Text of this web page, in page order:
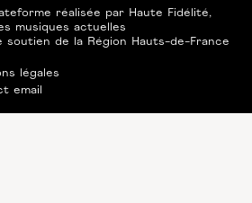
réalisée par Haute Fidélité,
musiques actuelles
soutien de
la Région Hauts-de-France
légales
email